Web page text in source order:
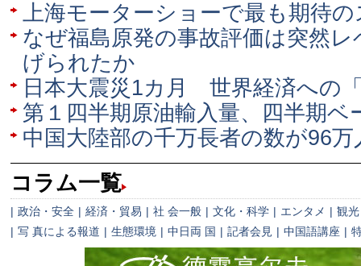
上海モーターショーで最も期待
なぜ福島原発の事故評価は突然
げられたか
日本大震災1カ月 世界経済への
第１四半期原油輸入量、四半期ベ
中国大陸部の千万長者の数が96万
コラム一覧
| 政治・安全 | 経済・貿易 | 社 会一般 | 文化・科学 | エンタメ | 観光
| 写 真による報道 | 生態環境 | 中日両 国 | 記者会見 | 中国語講座 |